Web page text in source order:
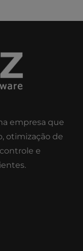
empresa que
otimização de
e